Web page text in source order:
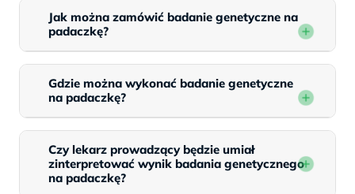
Jak można zamówić badanie genetyczne na
padaczkę?
Gdzie można wykonać badanie genetyczne
na padaczkę?
Czy lekarz prowadzący będzie umiał
zinterpretować wynik badania genetycznego
na padaczkę?